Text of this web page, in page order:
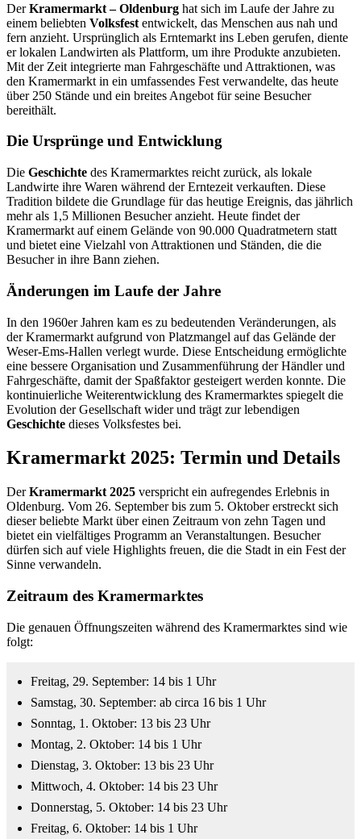
DerKramermarkt – Oldenburg hat sich im Laufe der Jahre zu
einem beliebten Volksfest entwickelt, das Menschen aus nah und
fern anzieht. Ursprünglich als Erntemarkt ins Leben gerufen, diente
er lokalen Landwirten als Plattform, um ihre Produkte anzubieten.
Mit der Zeit integrierte man Fahrgeschäfte und Attraktionen, was
den Kramermarkt in ein umfassendes Fest verwandelte, das heute
über 250 Stände und ein breites Angebot für seine Besucher
bereithält.
Die Ursprünge und Entwicklung
Die Geschichte des Kramermarktes reicht zurück, als lokale
Landwirte ihre Waren während der Erntezeit verkauften. Diese
Tradition bildete die Grundlage für das heutige Ereignis, das jährlich
mehr als 1,5 Millionen Besucher anzieht. Heute findet der
Kramermarkt auf einem Gelände von 90.000 Quadratmetern statt
und bietet eine Vielzahl von Attraktionen und Ständen, die die
Besucher in ihre Bann ziehen.
Änderungen im Laufe der Jahre
In den 1960er Jahren kam es zu bedeutenden Veränderungen, als
der Kramermarkt aufgrund von Platzmangel auf das Gelände der
Weser-Ems-Hallen verlegt wurde. Diese Entscheidung ermöglichte
eine bessere Organisation und Zusammenführung der Händler und
Fahrgeschäfte, damit der Spaßfaktor gesteigert werden konnte. Die
kontinuierliche Weiterentwicklung des Kramermarktes spiegelt die
Evolution der Gesellschaft wider und trägt zur lebendigen
Geschichte dieses Volksfestes bei.
Kramermarkt 2025: Termin und Details
DerKramermarkt 2025 verspricht ein aufregendes Erlebnis in
Oldenburg. Vom 26. September bis zum 5. Oktober erstreckt sich
dieser beliebte Markt über einen Zeitraum von zehn Tagen und
bietet ein vielfältiges Programm an Veranstaltungen. Besucher
dürfen sich auf viele Highlights freuen, die die Stadt in ein Fest der
Sinne verwandeln.
Zeitraum des Kramermarktes
Die genauen Öffnungszeiten während des Kramermarktes sind wie
folgt:
Freitag, 29. September: 14 bis 1 Uhr
Samstag, 30. September: ab circa 16 bis 1 Uhr
Sonntag, 1. Oktober: 13 bis 23 Uhr
Montag, 2. Oktober: 14 bis 1 Uhr
Dienstag, 3. Oktober: 13 bis 23 Uhr
Mittwoch, 4. Oktober: 14 bis 23 Uhr
Donnerstag, 5. Oktober: 14 bis 23 Uhr
Freitag, 6. Oktober: 14 bis 1 Uhr